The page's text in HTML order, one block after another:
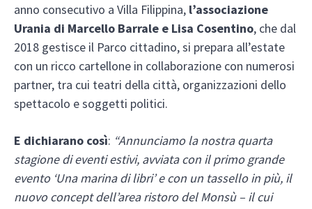
anno consecutivo a Villa Filippina, l’associazione
Urania di Marcello Barrale e Lisa Cosentino, che dal
2018 gestisce il Parco cittadino, si prepara all’estate
con un ricco cartellone in collaborazione con numerosi
partner, tra cui teatri della città, organizzazioni dello
spettacolo e soggetti politici.
E dichiarano così: “Annunciamo la nostra quarta
stagione di eventi estivi, avviata con il primo grande
evento ‘Una marina di libri’ e con un tassello in più, il
nuovo concept dell’area ristoro del Monsù – il cui